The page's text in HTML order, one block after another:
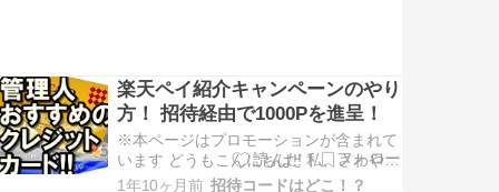
楽天ペイ紹介キャンペーンのやり
方！ 招待経由で1000Pを進呈！
※本ページはプロモーションが含まれて
います どうもこんにちは!! 私、さわやか
と申します(^^)／ (Twitterアカウン
1年10ヶ月前 招待コードはどこ！？